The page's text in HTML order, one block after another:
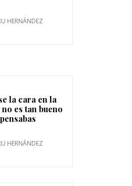
HERNÁNDEZ
la cara en la
es tan bueno
HERNÁNDEZ